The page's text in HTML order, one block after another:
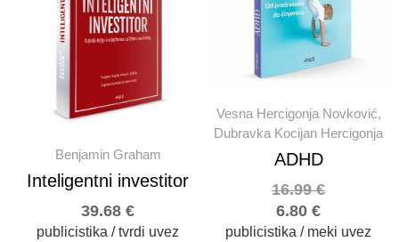
Benjamin Graham
Inteligentni investitor
39.68€
publicistika / tvrdi uvez
Vesna Hercigonja Novković,
Dubravka Kocijan Hercigonja
ADHD
6.80€
16.99€
publicistika / meki uvez